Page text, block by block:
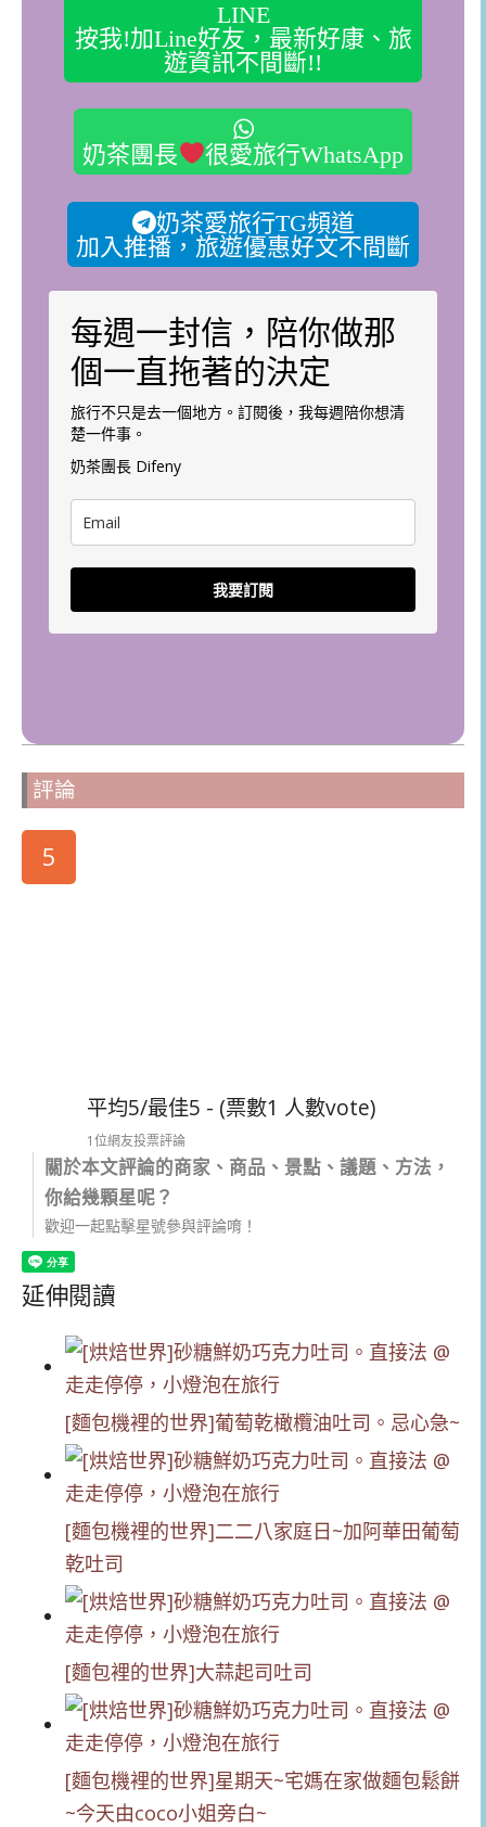
LINE
按我!加Line好友，最新好康、旅
遊資訊不間斷!!
奶茶團長 很愛旅行WhatsApp
奶茶愛旅行TG頻道
加入推播，旅遊優惠好文不間斷
每週一封信，陪你做那
個一直拖著的決定
旅行不只是去一個地方。訂閱後，我每週陪你想清
楚一件事。
奶茶團長 Difeny
我要訂閱
評論
5
平均5/最佳5 - (票數1 人數vote)
1位網友投票評論
關於本文評論的商家、商品、景點、議題、方法，
你給幾顆星呢？
歡迎一起點擊星號參與評論唷！
延伸閱讀
[麵包機裡的世界]葡萄乾橄欖油吐司。忌心急~
[麵包機裡的世界]二二八家庭日~加阿華田葡萄
乾吐司
[麵包裡的世界]大蒜起司吐司
[麵包機裡的世界]星期天~宅媽在家做麵包鬆餅
~今天由coco小姐旁白~